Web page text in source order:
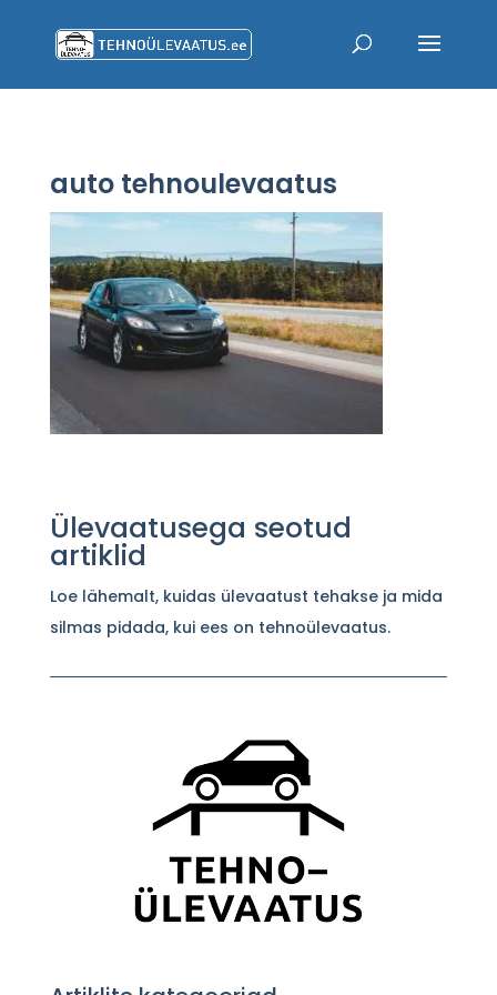
auto tehnoulevaatus
Ülevaatusega seotud
artiklid
Loe lähemalt, kuidas ülevaatust tehakse ja mida
silmas pidada, kui ees on tehnoülevaatus.